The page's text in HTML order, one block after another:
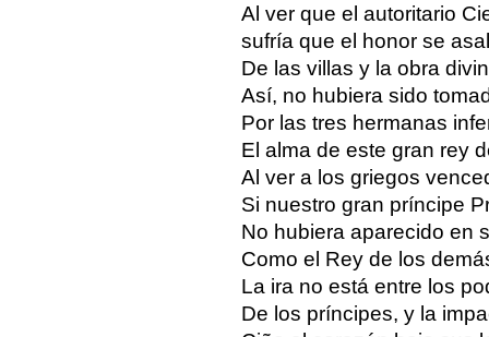
Al ver que el autoritario
sufría que el honor se
De las villas y la obra
Así, no hubiera sido
Por las tres hermanas
El alma de este gran rey
Al ver a los griegos
Si nuestro gran príncipe
No hubiera aparecido en
Como el Rey de los
La ira no está entre los
De los príncipes, y la